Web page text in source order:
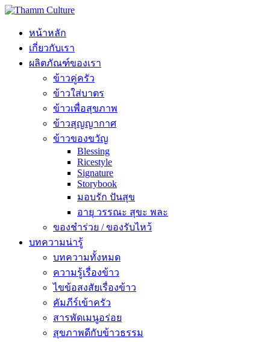
หน้าหลัก
เกี่ยวกับเรา
ผลิตภัณฑ์ของเรา
ข้าวคู่ครัว
ข้าวใส่บาตร
ข้าวเพื่อสุขภาพ
ข้าวสุญญากาศ
ข้าวของขวัญ
Blessing
Ricestyle
Signature
Storybook
มอบรัก ปันสุข
อายุ วรรณะ สุขะ พละ
ของชำร่วย / ของรับไหว้
บทความน่ารู้
บทความทั้งหมด
ความรู้เรื่องข้าว
ไขข้อสงสัยเรื่องข้าว
คัมภีร์เข้าครัว
สารพัดเมนูอร่อย
สุขภาพดีกับข้าวธรรม